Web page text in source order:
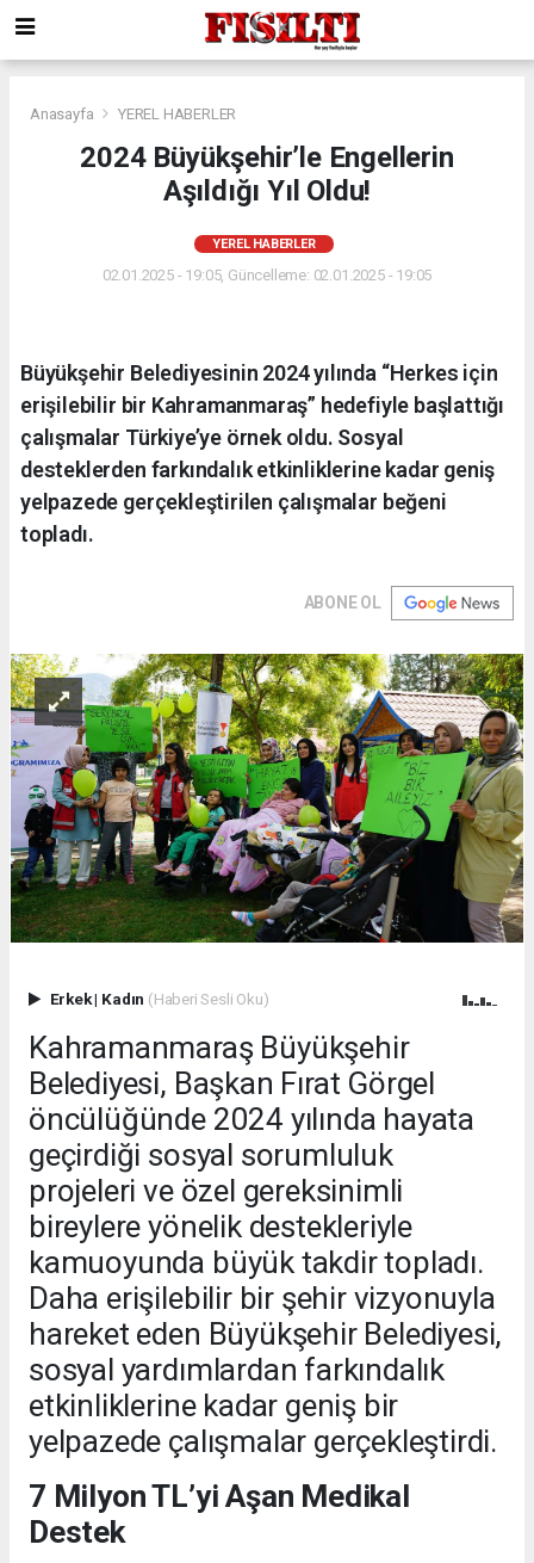
Anasayfa YEREL HABERLER
2024 Büyükşehir’le Engellerin
Aşıldığı Yıl Oldu!
YEREL HABERLER
02.01.2025 - 19:05, Güncelleme: 02.01.2025 - 19:05
Büyükşehir Belediyesinin 2024 yılında “Herkes için
erişilebilir bir Kahramanmaraş” hedefiyle başlattığı
çalışmalar Türkiye’ye örnek oldu. Sosyal
desteklerden farkındalık etkinliklerine kadar geniş
yelpazede gerçekleştirilen çalışmalar beğeni
topladı.
ABONE OL
Erkek| Kadın (Haberi Sesli Oku)
Kahramanmaraş Büyükşehir
Belediyesi, Başkan Fırat Görgel
öncülüğünde 2024 yılında hayata
geçirdiği sosyal sorumluluk
projeleri ve özel gereksinimli
bireylere yönelik destekleriyle
kamuoyunda büyük takdir topladı.
Daha erişilebilir bir şehir vizyonuyla
hareket eden Büyükşehir Belediyesi,
sosyal yardımlardan farkındalık
etkinliklerine kadar geniş bir
yelpazede çalışmalar gerçekleştirdi.
7 Milyon TL’yi Aşan Medikal
Destek